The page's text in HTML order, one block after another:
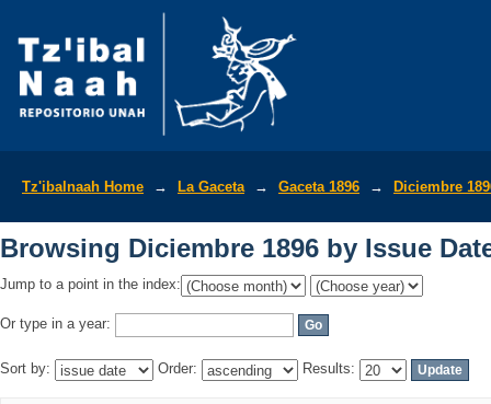
Tz'ibalnaah Home → La Gaceta → Gaceta 1896 → Diciembre
Browsing Diciembre 1896 by Issue
Jump to a point in the index:
Or type in a year:
Sort by: Order: Results: